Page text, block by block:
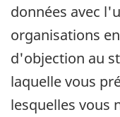
données avec
organisations
d'objection au
laquelle vous
lesquelles vous